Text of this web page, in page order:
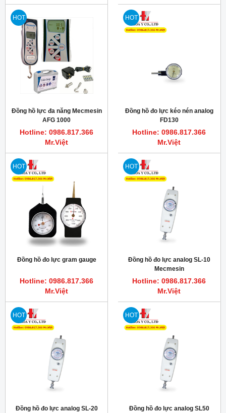
HOT
Đồng hồ lực đa năng Mecmesin
AFG 1000
Hotline: 0986.817.366
Mr.Việt
HOT
Đồng hồ đo lực kéo nén analog
FD130
Hotline: 0986.817.366
Mr.Việt
HOT
Đồng hồ đo lực gram gauge
Hotline: 0986.817.366
Mr.Việt
HOT
Đồng hồ đo lực analog SL-10
Mecmesin
Hotline: 0986.817.366
Mr.Việt
HOT
Đồng hồ đo lực analog SL-20
HOT
Đồng hồ đo lực analog SL50